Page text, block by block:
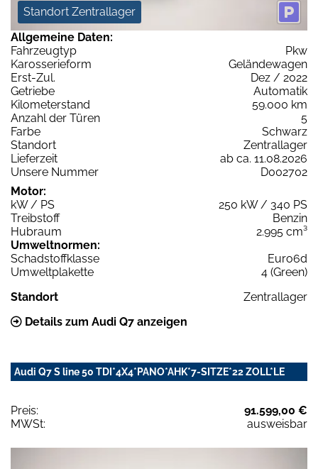
Standort Zentrallager
Allgemeine Daten:
Fahrzeugtyp
Pkw
Karosserieform
Geländewagen
Erst-Zul.
Dez / 2022
Getriebe
Automatik
Kilometerstand
59.000 km
Anzahl der Türen
5
Farbe
Schwarz
Standort
Zentrallager
Lieferzeit
ab ca. 11.08.2026
Unsere Nummer
D002702
Motor:
kW / PS
250 kW / 340 PS
Treibstoff
Benzin
Hubraum
2.995 cm³
Umweltnormen:
Schadstoffklasse
Euro6d
Umweltplakette
4 (Green)
Standort
Zentrallager
Details zum Audi Q7 anzeigen
Audi Q7 S line 50 TDI*4X4*PANO*AHK*7-SITZE*22 ZOLL*LE
Preis:
91.599,00 €
MWSt:
ausweisbar